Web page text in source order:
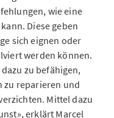
wie eine
Diese geben
sich eignen oder
werden können.
zu befähigen,
zu reparieren und
Mittel dazu
erklärt Marcel